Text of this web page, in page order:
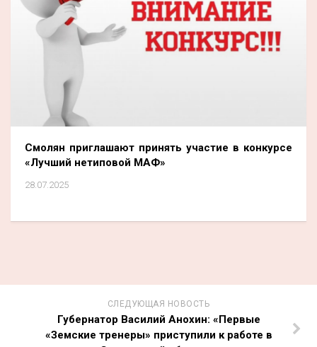
Смолян приглашают принять участие в конкурсе
«Лучший нетиповой МАФ»
28.07.2025
СЛЕДУЮЩАЯ НОВОСТЬ
Губернатор Василий Анохин: «Первые
«Земские тренеры» приступили к работе в